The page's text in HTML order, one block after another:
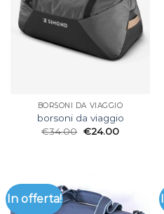
BORSONI DA VIAGGIO
borsoni da viaggio
€34.00 €24.00
In offerta!